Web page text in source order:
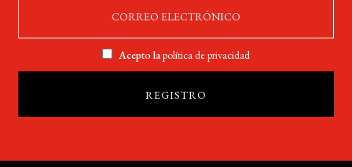
Acepto lapolítica de privacidad